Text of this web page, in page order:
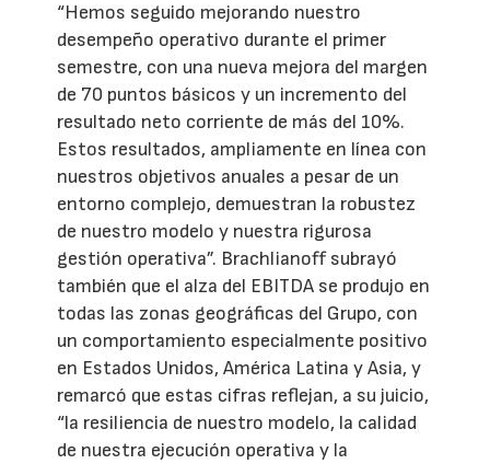
“Hemos seguido mejorando nuestro
desempeño operativo durante el primer
semestre, con una nueva mejora del margen
de 70 puntos básicos y un incremento del
resultado neto corriente de más del 10%.
Estos resultados, ampliamente en línea con
nuestros objetivos anuales a pesar de un
entorno complejo, demuestran la robustez
de nuestro modelo y nuestra rigurosa
gestión operativa”. Brachlianoff subrayó
también que el alza del EBITDA se produjo en
todas las zonas geográficas del Grupo, con
un comportamiento especialmente positivo
en Estados Unidos, América Latina y Asia, y
remarcó que estas cifras reflejan, a su juicio,
“la resiliencia de nuestro modelo, la calidad
de nuestra ejecución operativa y la